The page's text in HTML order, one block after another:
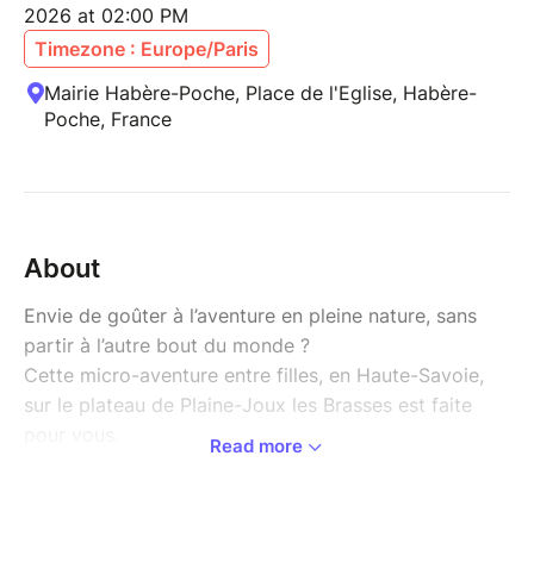
2026 at 02:00 PM
Timezone : Europe/Paris
Mairie Habère-Poche, Place de l'Eglise, Habère-
Poche, France
About
Envie de goûter à l’aventure en pleine nature, sans
partir à l’autre bout du monde ?
Cette micro-aventure entre filles, en Haute-Savoie,
sur le plateau de Plaine-Joux les Brasses est faite
Read more